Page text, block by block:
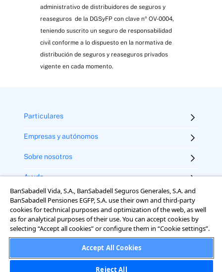
administrativo de distribuidores de seguros y
reaseguros de la DGSyFP con clave nº OV-0004,
teniendo suscrito un seguro de responsabilidad
civil conforme a lo dispuesto en la normativa de
distribución de seguros y reaseguros privados
vigente en cada momento.
Particulares
Empresas y autónomos
Sobre nosotros
Ayuda
BanSabadell Vida, S.A., BanSabadell Seguros Generales, S.A. and
BanSabadell Pensiones EGFP, S.A. use their own and third-party
cookies for technical purposes and optimization of the web, as well
as for analytical purposes of their use. You can accept cookies by
selecting “Accept all cookies” or configure them in “Cookie settings”.
Accept All Cookies
Reject All